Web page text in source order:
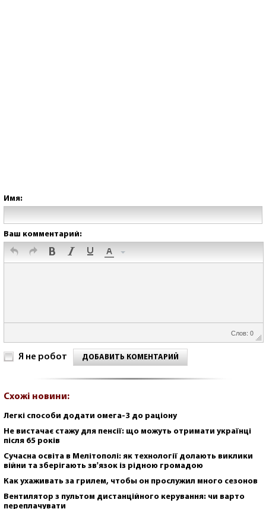
Имя:
Ваш комментарий:
Слов: 0
Я не робот ДОБАВИТЬ КОМЕНТАРИЙ
Схожі новини:
Легкі способи додати омега-3 до раціону
Не вистачає стажу для пенсії: що можуть отримати українці
після 65 років
Сучасна освіта в Мелітополі: як технології долають виклики
війни та зберігають зв'язок із рідною громадою
Как ухаживать за грилем, чтобы он прослужил много сезонов
Вентилятор з пультом дистанційного керування: чи варто
переплачувати